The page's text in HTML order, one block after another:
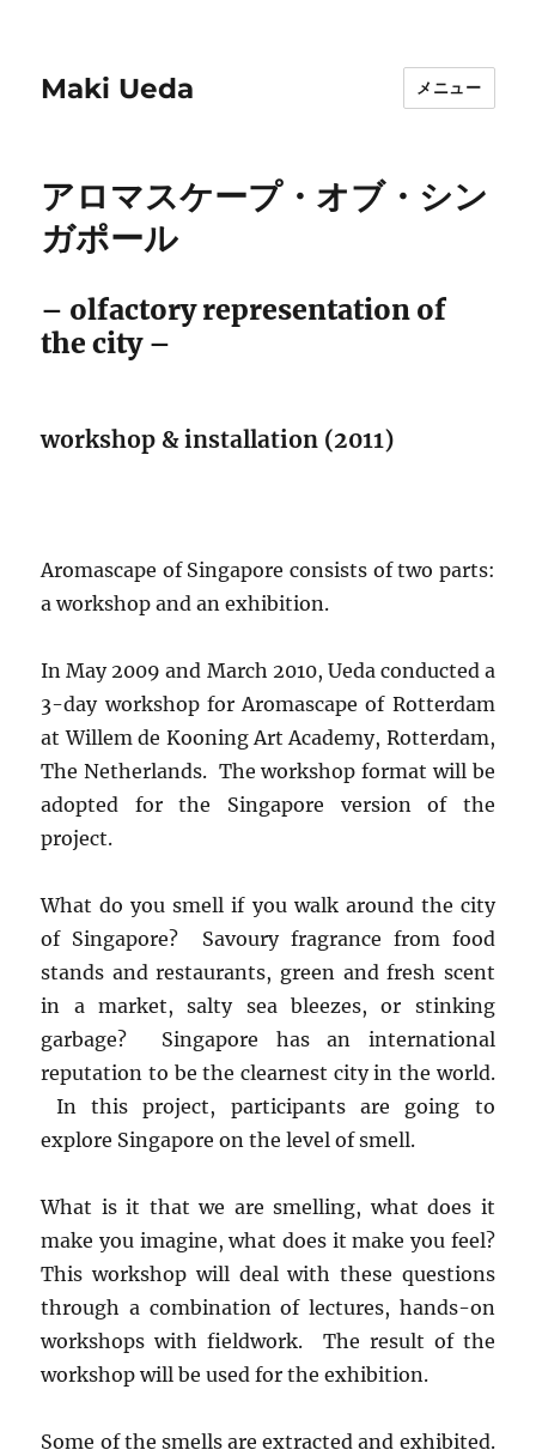
Maki Ueda メニュー
アロマスケープ・オブ・シン
ガポール
– olfactory representation of
the city –
workshop & installation (2011)
Aromascape of Singapore consists of two parts:
a workshop and an exhibition.
In May 2009 and March 2010, Ueda conducted a
3-day workshop for Aromascape of Rotterdam
at Willem de Kooning Art Academy, Rotterdam,
The Netherlands. The workshop format will be
adopted for the Singapore version of the
project.
What do you smell if you walk around the city
of Singapore? Savoury fragrance from food
stands and restaurants, green and fresh scent
in a market, salty sea bleezes, or stinking
garbage? Singapore has an international
reputation to be the clearnest city in the world.
In this project, participants are going to
explore Singapore on the level of smell.
What is it that we are smelling, what does it
make you imagine, what does it make you feel?
This workshop will deal with these questions
through a combination of lectures, hands-on
workshops with fieldwork. The result of the
workshop will be used for the exhibition.
Some of the smells are extracted and exhibited.